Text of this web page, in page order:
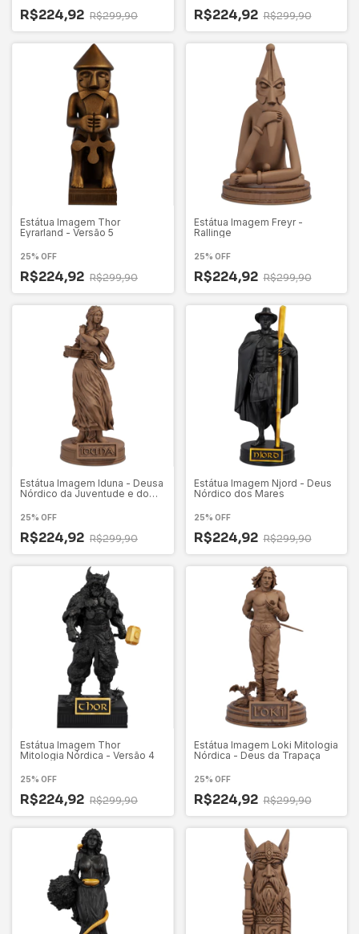
R$224,92 R$299,90 R$224,92 R$299,90
Estátua Imagem Thor
Eyrarland - Versão 5
25% OFF
R$224,92 R$299,90
Estátua Imagem Freyr -
Rallinge
25% OFF
R$224,92 R$299,90
Estátua Imagem Iduna - Deusa
Nórdico da Juventude e do
25% OFF
R$224,92 R$299,90
Estátua Imagem Njord - Deus
Nórdico dos Mares
25% OFF
R$224,92 R$299,90
Estátua Imagem Thor
Mitologia Nórdica - Versão 4
25% OFF
R$224,92 R$299,90
Estátua Imagem Loki Mitologia
Nórdica - Deus da Trapaça
25% OFF
R$224,92 R$299,90